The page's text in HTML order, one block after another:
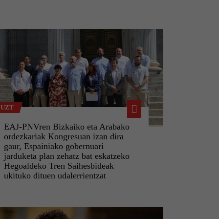
EAJ-PNVren Bizkaiko eta Arabako
ordezkariak Kongresuan izan dira
gaur, Espainiako gobernuari
jarduketa plan zehatz bat eskatzeko
Hegoaldeko Tren Saihesbideak
ukituko dituen udalerrientzat